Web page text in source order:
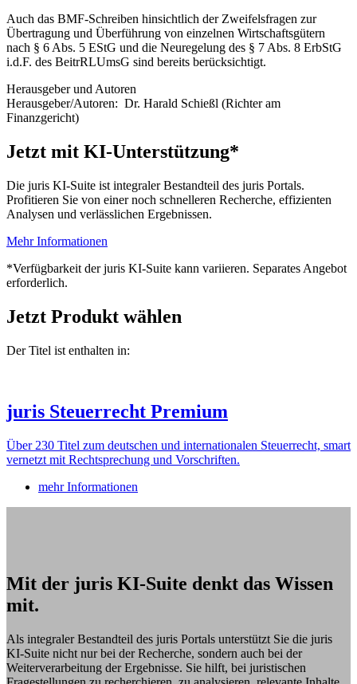
Auch das BMF-Schreiben hinsichtlich der Zweifelsfragen zur
Übertragung und Überführung von einzelnen Wirtschaftsgütern
nach § 6 Abs. 5 EStG und die Neuregelung des § 7 Abs. 8 ErbStG
i.d.F. des BeitrRLUmsG sind bereits berücksichtigt.
Herausgeber und Autoren
Herausgeber/Autoren: Dr. Harald Schießl (Richter am
Finanzgericht)
Jetzt mit KI-Unterstützung*
Die juris KI-Suite ist integraler Bestandteil des juris Portals.
Profitieren Sie von einer noch schnelleren Recherche, effizienten
Analysen und verlässlichen Ergebnissen.
Mehr Informationen
*Verfügbarkeit der juris KI-Suite kann variieren. Separates Angebot
erforderlich.
Jetzt Produkt wählen
Der Titel ist enthalten in:
juris Steuerrecht Premium
Über 230 Titel zum deutschen und internationalen Steuerrecht, smart
vernetzt mit Rechtsprechung und Vorschriften.
mehr Informationen
Mit der juris KI-Suite denkt das Wissen
mit.
Als integraler Bestandteil des juris Portals unterstützt Sie die juris
KI-Suite nicht nur bei der Recherche, sondern auch bei der
Weiterverarbeitung der Ergebnisse. Sie hilft, bei juristischen